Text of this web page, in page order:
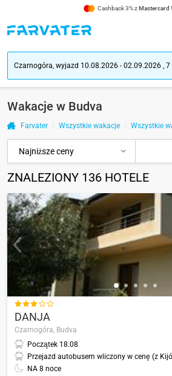
Cashback 3% zMastercard
Wakacje w Budva
Farvater Wszystkie wakacje Wszystkie
ZNALEZIONY 136 HOTELE

DANJA
Czarnogóra, Budva
Początek 18.08
Przejazd autobusem wliczony w cenę (z
NA 8 noce